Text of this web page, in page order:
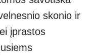
skonio ir
įprastos